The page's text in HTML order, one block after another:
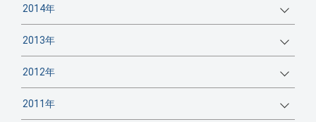
2014年
2013年
2012年
2011年